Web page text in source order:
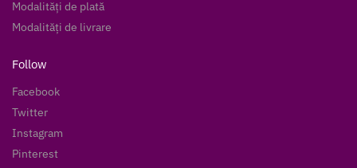
Modalități de plată
Modalități de livrare
Follow
Facebook
Twitter
Instagram
Pinterest